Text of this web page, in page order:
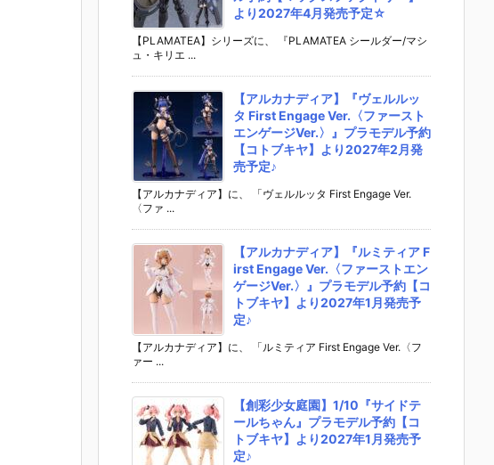
より2027年4月発売予定☆
【PLAMATEA】シリーズに、 『PLAMATEA シールダー/マシ
ュ・キリエ ...
【アルカナディア】『ヴェルルッ
タ First Engage Ver.〈ファースト
エンゲージVer.〉』プラモデル予約
【コトブキヤ】より2027年2月発
売予定♪
【アルカナディア】に、 「ヴェルルッタ First Engage Ver.
〈ファ ...
【アルカナディア】『ルミティア F
irst Engage Ver.〈ファーストエン
ゲージVer.〉』プラモデル予約【コ
トブキヤ】より2027年1月発売予
定♪
【アルカナディア】に、 「ルミティア First Engage Ver.〈フ
ァー ...
【創彩少女庭園】1/10『サイドテ
ールちゃん』プラモデル予約【コ
トブキヤ】より2027年1月発売予
定♪